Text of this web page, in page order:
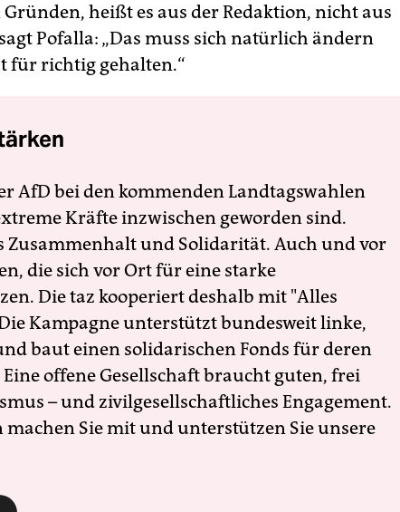
heißt es aus der Redaktion, nicht aus
Pofalla: „Das muss sich natürlich ändern
für richtig gehalten.“
AfD bei den kommenden Landtagswahlen
Kräfte inzwischen geworden sind.
Zusammenhalt und Solidarität. Auch und vor
die sich vor Ort für eine starke
Die taz kooperiert deshalb mit "Alles
Kampagne unterstützt bundesweit linke,
baut einen solidarischen Fonds für deren
offene Gesellschaft braucht guten, frei
– und zivilgesellschaftliches Engagement.
machen Sie mit und unterstützen Sie unsere